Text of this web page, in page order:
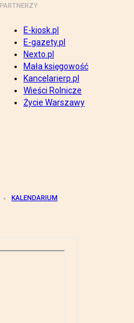
PARTNERZY
E-kiosk.pl
E-gazety.pl
Nexto.pl
Mała księgowość
Kancelarierp.pl
Wieści Rolnicze
Życie Warszawy
KALENDARIUM